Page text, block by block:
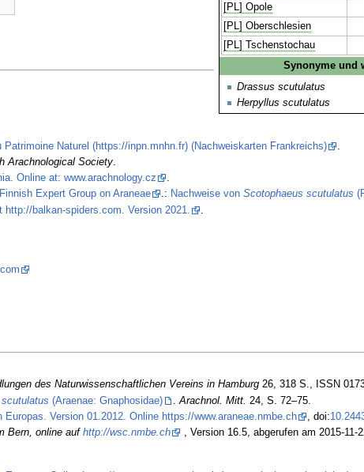
[PL] Opole
[PL] Oberschlesien
[PL] Tschenstochau
Synonyme und
Drassus scutulatus
Herpyllus scutulatus
Patrimoine Naturel (https://inpn.mnhn.fr) (Nachweiskarten Frankreichs)
Arachnological Society.
Online at: www.arachnology.cz
.
Expert Group on Araneae .: Nachweise von Scotophaeus scutulatus
balkan-spiders.com. Version 2021.
des Naturwissenschaftlichen Vereins in Hamburg26, 318 S., ISSN
(Araenae: Gnaphosidae) Arachnol. Mitt.
24, S. 72–75.
Europas. Version 01.2012. Online https://www.araneae.nmbe.ch , doi:
Bern, online auf http://wsc.nmbe.ch , Version 16.5, abgerufen am 2015-11-